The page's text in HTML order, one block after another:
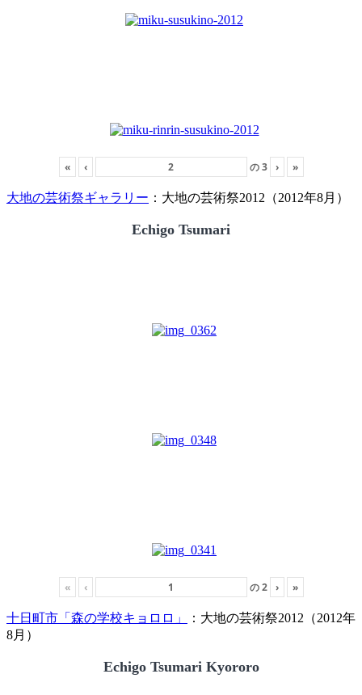
« ‹ の3 › »
大地の芸術祭ギャラリー ：大地の芸術祭2012（2012年8月）
Echigo Tsumari
« ‹ の2 › »
十日町市「森の学校キョロロ」
：大地の芸術祭2012（2012年
8月）
Echigo Tsumari Kyororo